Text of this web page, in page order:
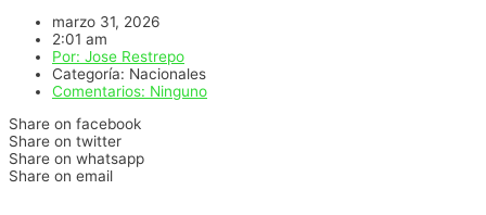
marzo 31, 2026
2:01 am
Por: Jose Restrepo
Categoría: Nacionales
Comentarios: Ninguno
Share on facebook
Share on twitter
Share on whatsapp
Share on email